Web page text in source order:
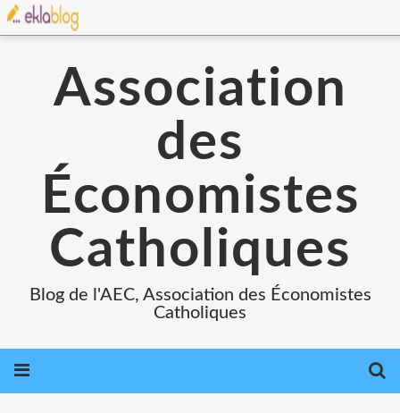
Association
des
Économistes
Catholiques
Blog de l'AEC, Association des Économistes
Catholiques